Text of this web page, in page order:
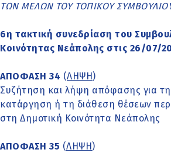
ΤΩΝ ΜΕΛΩΝ ΤΟΥ ΤΟΠΙΚΟΥ
6η τακτική συνεδρίαση του
Κοινότητας Νεάπολης στις 26/07/
ΑΠΟΦΑΣΗ 34 (ΛΗΨΗ )
Συζήτηση και λήψη απόφασης για
κατάργηση ή τη διάθεση θέσεων
στη Δημοτική Κοινότητα Νεάπολης
ΑΠΟΦΑΣΗ 35 (ΛΗΨΗ )